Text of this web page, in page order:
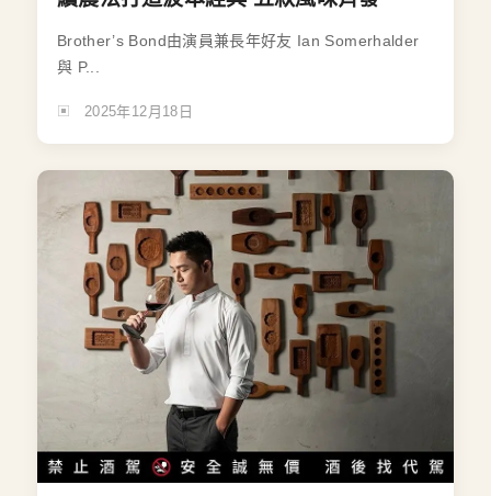
Brother’s Bond由演員兼長年好友 Ian Somerhalder
與 P...
2025年12月18日